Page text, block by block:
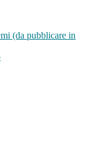
(da pubblicare in